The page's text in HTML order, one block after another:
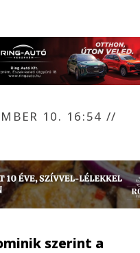
10. 16:54 //
szerint a